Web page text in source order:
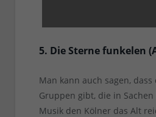
5. Die Sterne funkelen
Man kann auch sagen,
Gruppen gibt, die in
Musik den Kölner das Alt